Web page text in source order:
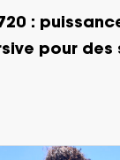
:
pour des